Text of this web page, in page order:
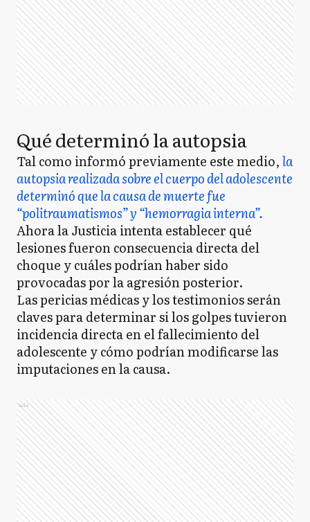
Qué determinó la autopsia
Tal como informó previamente este medio,la
autopsia realizada sobre el cuerpo del adolescente
determinó que la causa de muerte fue
“politraumatismos” y “hemorragia interna”.
Ahora la Justicia intenta establecer qué
lesiones fueron consecuencia directa del
choque y cuáles podrían haber sido
provocadas por la agresión posterior.
Las pericias médicas y los testimonios serán
claves para determinar si los golpes tuvieron
incidencia directa en el fallecimiento del
adolescente y cómo podrían modificarse las
imputaciones en la causa.
Ads